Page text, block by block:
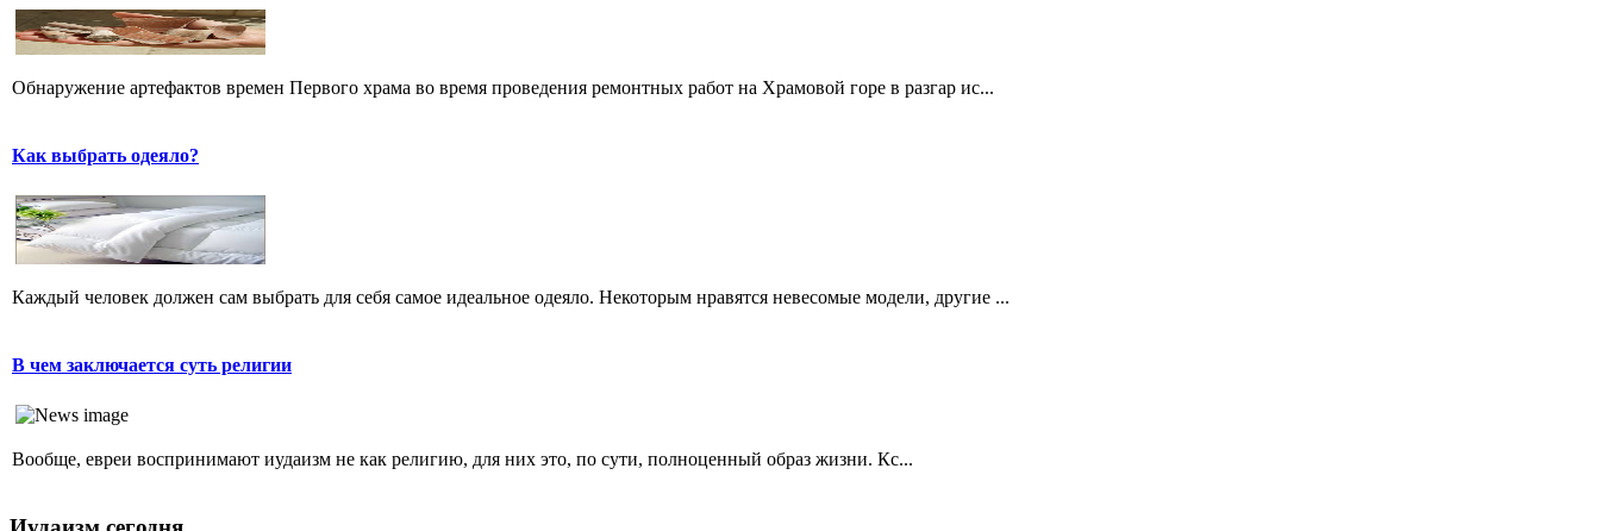
Обнаружение артефактов времен Первого храма во время проведения ремонтных работ на Храмовой горе в разгар ис...
Как выбрать одеяло?
Каждый человек должен сам выбрать для себя самое идеальное одеяло. Некоторым нравятся невесомые модели, другие ...
В чем заключается суть религии
Вообще, евреи воспринимают иудаизм не как религию, для них это, по сути, полноценный образ жизни. Кс...